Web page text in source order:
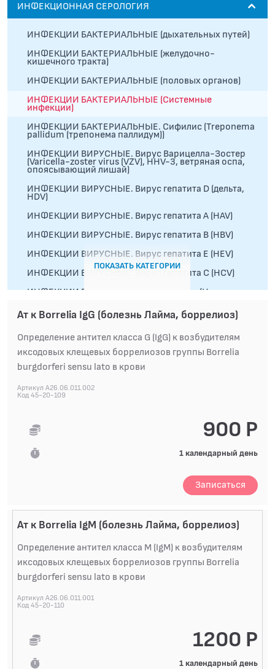
ИНФЕКЦИОННАЯ СЕРОЛОГИЯ
ИНФЕКЦИИ БАКТЕРИАЛЬНЫЕ (дыхательных путей)
ИНФЕКЦИИ БАКТЕРИАЛЬНЫЕ (желудочно-
кишечного тракта)
ИНФЕКЦИИ БАКТЕРИАЛЬНЫЕ (половых органов)
ИНФЕКЦИИ БАКТЕРИАЛЬНЫЕ (Системные
инфекции)
ИНФЕКЦИИ БАКТЕРИАЛЬНЫЕ. Сифилис (Treponema
pallidum (трепонема паллидум))
ИНФЕКЦИИ ВИРУСНЫЕ. Вирус Варицелла-Зостер
(Varicella-zoster virus (VZV), HHV-3, ветряная оспа,
опоясывающий лишай)
ИНФЕКЦИИ ВИРУСНЫЕ. Вирус гепатита D (дельта,
HDV)
ИНФЕКЦИИ ВИРУСНЫЕ. Вирус гепатита А (HAV)
ИНФЕКЦИИ ВИРУСНЫЕ. Вирус гепатита В (HBV)
ИНФЕКЦИИ ВИРУСНЫЕ. Вирус гепатита Е (HEV)
ИНФЕКЦИИ ВИРУСНЫЕ. Вирус гепатита С (HCV)
ИНФЕКЦИИ ВИРУСНЫЕ. Вирус герпеса (Herpes
ИНФЕКЦИИ ВИРУСНЫЕ. Вирус клещевого
ИНФЕКЦИИ ВИРУСНЫЕ. Вирус кори (Measles virus)
ИНФЕКЦИИ ВИРУСНЫЕ. Вирус краснухи (Rubella;
Rubivirus)
ИНФЕКЦИИ ВИРУСНЫЕ. Вирус эпидемического
паротита (Mumps virus, свинка)
ИНФЕКЦИИ ВИРУСНЫЕ. Вирус Эпштейн-Барр
(Epstein-Barr virus (EBV), HHV-4, ВЭБ,
инфекционный мононуклеоз)
ИНФЕКЦИИ ВИРУСНЫЕ. ВИЧ-инфекция (HIV)
ИНФЕКЦИИ ВИРУСНЫЕ. Коронавирус COVID-19
(Parvovirus B19, вирус инфекционной эритемы)
ИНФЕКЦИИ ВИРУСНЫЕ. Цитомегаловирус (CMV,
ИНФЕКЦИИ ГРИБКОВЫЕ
ПАРАЗИТЫ, ГЕЛЬМИНТЫ, ПРОСТЕЙШИЕ
ИММУНОЛОГИЧЕСКИЕ ИССЛЕДОВАНИЯ
ПОКАЗАТЬ КАТЕГОРИИ
Ат к Borrelia IgG (болезнь Лайма, боррелиоз)
Определение антител класса G (IgG) к возбудителям
иксодовых клещевых боррелиозов группы Borrelia
burgdorferi sensu lato в крови
Артикул A26.06.011.002
Код 45-20-109
900 Р
1 календарный день
Записаться
Ат к Borrelia IgM (болезнь Лайма, боррелиоз)
Определение антител класса M (IgM) к возбудителям
иксодовых клещевых боррелиозов группы Borrelia
burgdorferi sensu lato в крови
Артикул A26.06.011.001
Код 45-20-110
1200 Р
1 календарный день